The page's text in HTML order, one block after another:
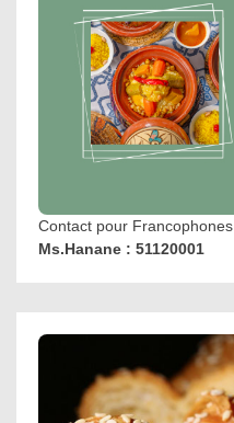
Contact pour Francophones
Ms.Hanane : 51120001